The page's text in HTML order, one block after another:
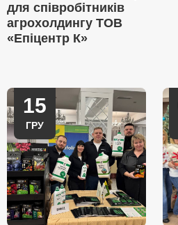
для співробітників
агрохолдингу ТОВ
«Епіцентр К»
15
ГРУ